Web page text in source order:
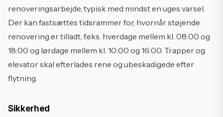
renoveringsarbejde, typisk med mindst en uges varsel.
Der kan fastsættes tidsrammer for, hvornår støjende
renovering er tilladt, f.eks. hverdage mellem kl. 08:00 og
18:00 og lørdage mellem kl. 10:00 og 16:00. Trapper og
elevator skal efterlades rene og ubeskadigede efter
flytning.
Sikkerhed